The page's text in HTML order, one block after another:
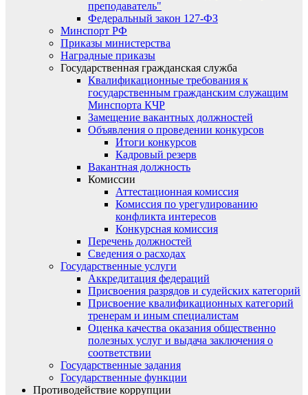
преподаватель"
Федеральный закон 127-ФЗ
Минспорт РФ
Приказы министерства
Наградные приказы
Государственная гражданская служба
Квалификационные требования к
государственным гражданским служащим
Минспорта КЧР
Замещение вакантных должностей
Объявления о проведении конкурсов
Итоги конкурсов
Кадровый резерв
Вакантная должность
Комиссии
Аттестационная комиссия
Комиссия по урегулированию
конфликта интересов
Конкурсная комиссия
Перечень должностей
Сведения о расходах
Государственные услуги
Аккредитация федераций
Присвоения разрядов и судейских категорий
Присвоение квалификационных категорий
тренерам и иным специалистам
Оценка качества оказания общественно
полезных услуг и выдача заключения о
соответствии
Государственные задания
Государственные функции
Противодействие коррупции